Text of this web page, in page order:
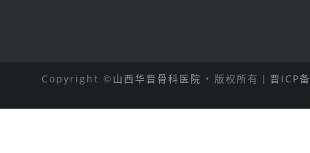
Copyright © 山西华晋骨科医院 • 版权所有丨 晋ICP